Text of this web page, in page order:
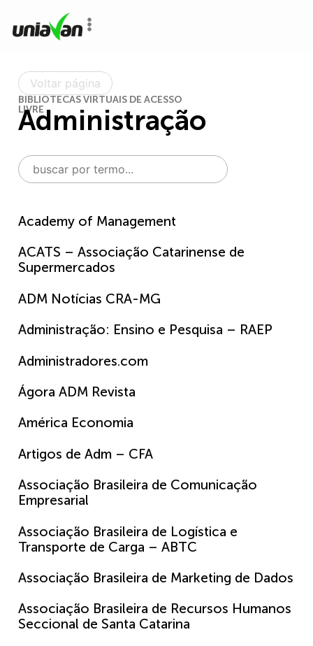
Voltar página
BIBLIOTECAS VIRTUAIS DE ACESSO
LIVRE
Administração
Academy of Management
ACATS – Associação Catarinense de
Supermercados
ADM Notícias CRA-MG
Administração: Ensino e Pesquisa – RAEP
Administradores.com
Ágora ADM Revista
América Economia
Artigos de Adm – CFA
Associação Brasileira de Comunicação
Empresarial
Associação Brasileira de Logística e
Transporte de Carga – ABTC
Associação Brasileira de Marketing de Dados
Associação Brasileira de Recursos Humanos
Seccional de Santa Catarina